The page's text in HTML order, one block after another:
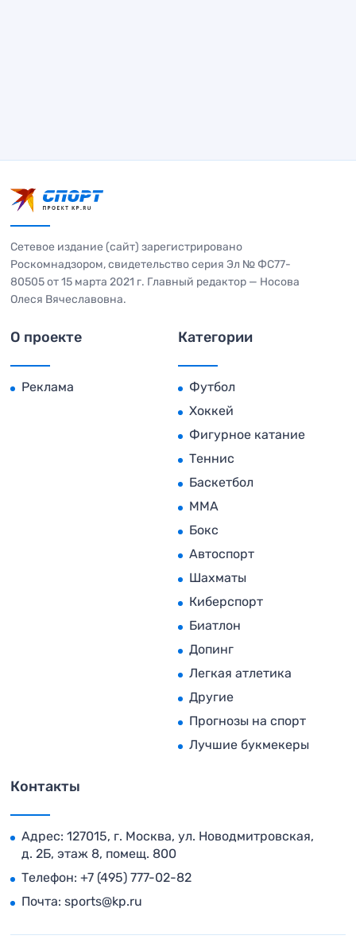
Сетевое издание (сайт) зарегистрировано
Роскомнадзором, свидетельство серия Эл № ФС77-
80505 от 15 марта 2021 г. Главный редактор — Носова
Олеся Вячеславовна.
О проекте
Реклама
Категории
Футбол
Хоккей
Фигурное катание
Теннис
Баскетбол
MMA
Бокс
Автоспорт
Шахматы
Киберспорт
Биатлон
Допинг
Легкая атлетика
Другие
Прогнозы на спорт
Лучшие букмекеры
Контакты
Адрес: 127015, г. Москва, ул. Новодмитровская,
д. 2Б, этаж 8, помещ. 800
Телефон: +7 (495) 777-02-82
Почта: sports@kp.ru